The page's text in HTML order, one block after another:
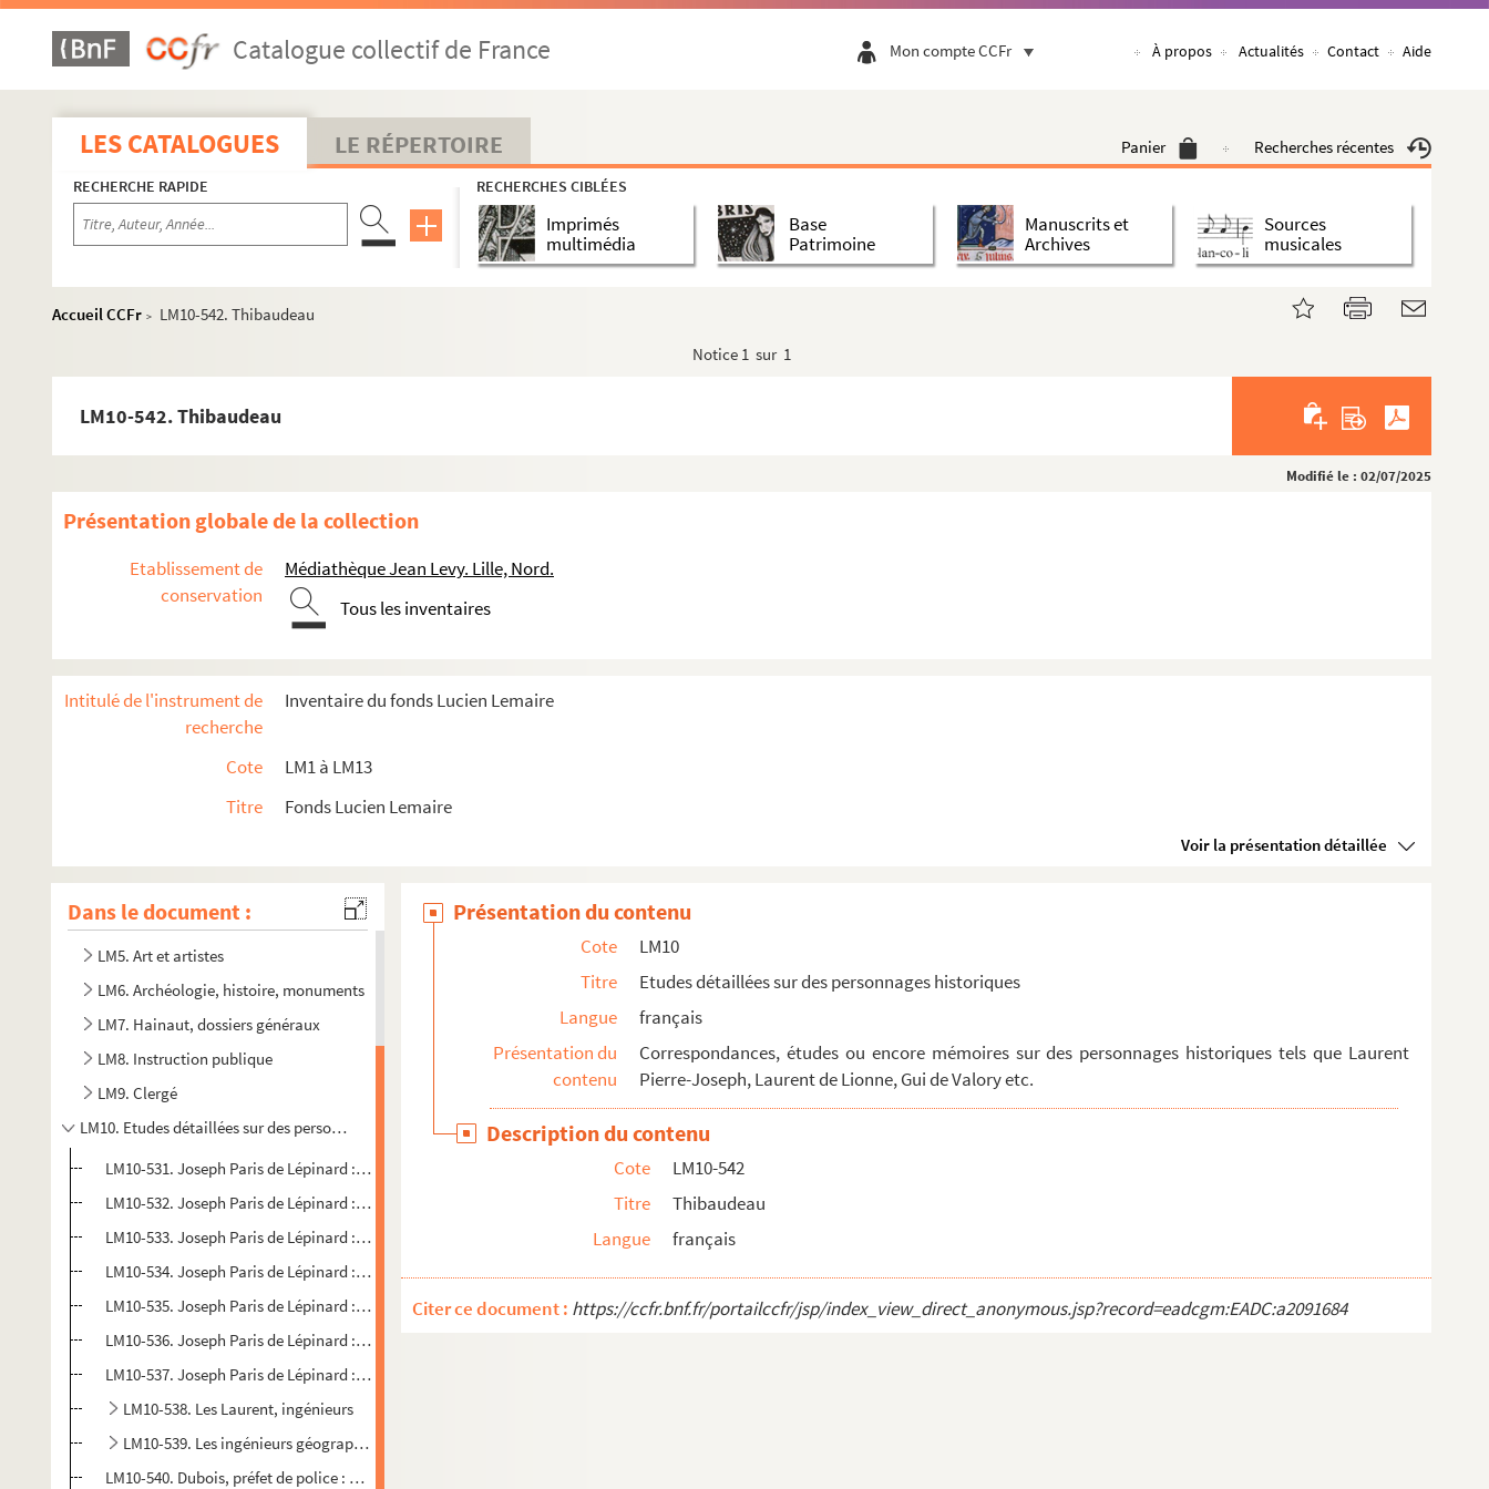
Catalogue collectif de France Mon compte CCFr À propos Actualités Contact Aide
LES CATALOGUES LE RÉPERTOIRE Panier Recherches récentes
RECHERCHE RAPIDE RECHERCHES CIBLÉES
Imprimés
multimédia
Base
Patrimoine
Manuscrits et
Archives
Sources
musicales
Accueil CCFr >
LM10-542. Thibaudeau
Notice 1 sur 1
LM10-542. Thibaudeau
Modifié le : 02/07/2025
Présentation globale de la collection
Etablissement de
conservation
Médiathèque Jean Levy. Lille, Nord.
Tous les inventaires
Intitulé de l'instrument de
recherche
Inventaire du fonds Lucien Lemaire
Cote
LM1 à LM13
Titre
Fonds Lucien Lemaire
Voir la présentation détaillée
Dans le document :
LM1. Musées du Nord
LM3. Salons et expositions
LM4. Tableaux et sculptures, collections
LM5. Art et artistes
LM6. Archéologie, histoire, monuments
LM7. Hainaut, dossiers généraux
LM8. Instruction publique
LM9. Clergé
LM10. Etudes détaillées sur des personnages historiques
LM10-531. Joseph Paris de Lépinard : article de L. Lemaire
LM10-532. Joseph Paris de Lépinard : préparation des articles de L. Lemaire (contient la matière d'un travail ...
LM10-533. Joseph Paris de Lépinard : fondateur de la Petite poste de Lille
LM10-534. Joseph Paris de Lépinard : aéronaute, Ascension avec Blanchar
LM10-535. Joseph Paris de Lépinard : captivité, "Mon retour à la vie après quinze mois d'agonie", documentatio...
LM10-536. Joseph Paris de Lépinard : journaliste, rédacteur des Feuilles de Flandre, notes et renseignements, ...
LM10-537. Joseph Paris de Lépinard : Annonces, affiches, nouvelles et avis divers pour la province de Flandre ...
LM10-538. Les Laurent, ingénieurs
LM10-539. Les ingénieurs géographes Masse
LM10-540. Dubois, préfet de police : notes
Présentation du contenu
Cote
LM10
Titre
Etudes détaillées sur des personnages historiques
Langue
français
Présentation du
contenu
Correspondances, études ou encore mémoires sur des personnages historiques tels que Laurent
Pierre-Joseph, Laurent de Lionne, Gui de Valory etc.
Description du contenu
Cote
LM10-542
Titre
Thibaudeau
Langue
français
Citer ce document : https://ccfr.bnf.fr/portailccfr/jsp/index_view_direct_anonymous.jsp?record=eadcgm:EADC:a2091684